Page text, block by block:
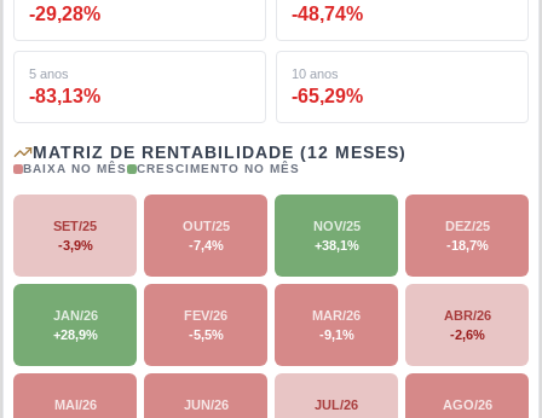
-29,28% -48,74%
5 anos
-83,13%
10 anos
-65,29%
MATRIZ DE RENTABILIDADE (12 MESES)
BAIXA NO MÊS CRESCIMENTO NO MÊS
SET/25
-3,9%
OUT/25
-7,4%
NOV/25
+38,1%
DEZ/25
-18,7%
JAN/26
+28,9%
FEV/26
-5,5%
MAR/26
-9,1%
ABR/26
-2,6%
MAI/26
JUN/26
JUL/26
AGO/26